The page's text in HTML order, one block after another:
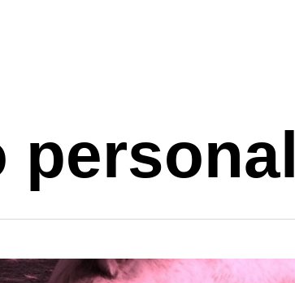
personal